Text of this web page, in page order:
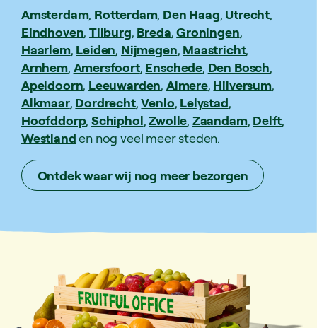
Amsterdam, Rotterdam, Den Haag, Utrecht,
Eindhoven,Tilburg, Breda,Groningen,
Haarlem, Leiden, Nijmegen, Maastricht,
Arnhem, Amersfoort, Enschede, Den Bosch,
Apeldoorn, Leeuwarden, Almere, Hilversum,
Alkmaar, Dordrecht,Venlo, Lelystad,
Hoofddorp,Schiphol,Zwolle, Zaandam, Delft,
Westlanden nog veel meer steden.
Ontdek waar wij nog meer bezorgen